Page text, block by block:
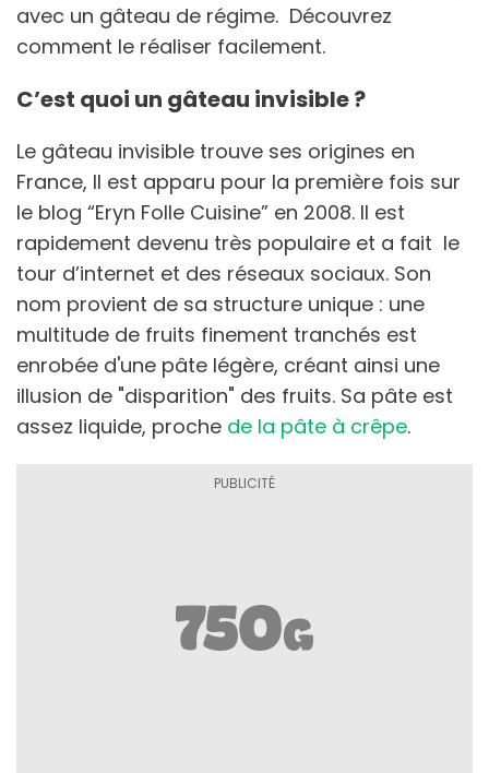
avec un gâteau de régime. Découvrez
comment le réaliser facilement.
C’est quoi un gâteau invisible ?
Le gâteau invisible trouve ses origines en
France, Il est apparu pour la première fois sur
le blog “Eryn Folle Cuisine” en 2008. Il est
rapidement devenu très populaire et a fait le
tour d’internet et des réseaux sociaux. Son
nom provient de sa structure unique : une
multitude de fruits finement tranchés est
enrobée d'une pâte légère, créant ainsi une
illusion de "disparition" des fruits. Sa pâte est
assez liquide, proche de la pâte à crêpe.